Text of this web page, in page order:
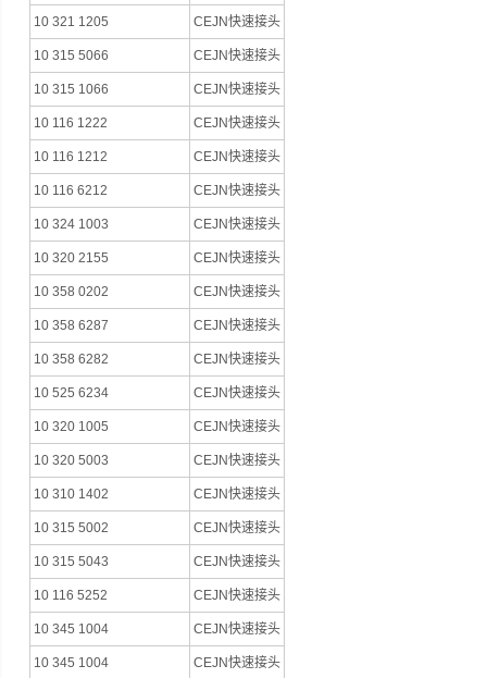
10 321 1205 CEJN快速接头
10 315 5066 CEJN快速接头
10 315 1066 CEJN快速接头
10 116 1222 CEJN快速接头
10 116 1212 CEJN快速接头
10 116 6212 CEJN快速接头
10 324 1003 CEJN快速接头
10 320 2155 CEJN快速接头
10 358 0202 CEJN快速接头
10 358 6287 CEJN快速接头
10 358 6282 CEJN快速接头
10 525 6234 CEJN快速接头
10 320 1005 CEJN快速接头
10 320 5003 CEJN快速接头
10 310 1402 CEJN快速接头
10 315 5002 CEJN快速接头
10 315 5043 CEJN快速接头
10 116 5252 CEJN快速接头
10 345 1004 CEJN快速接头
10 345 1004 CEJN快速接头